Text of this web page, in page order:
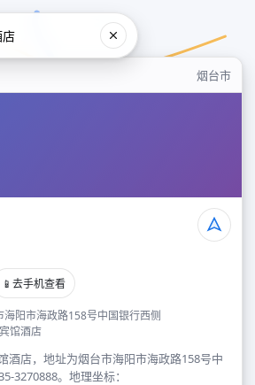
烟台市
📱 去手机查看
海阳市海政路158号中国银行西侧
馆酒店
酒店，地址为烟台市海阳市海政路158号中
3270888。地理坐标：